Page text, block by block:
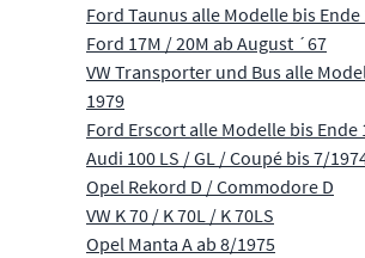
Ford Taunus alle Modelle bis Ende
Ford 17M / 20M ab August ´67
VW Transporter und Bus alle
1979
Ford Erscort alle Modelle bis Ende
Audi 100 LS / GL / Coupé bis 7/
Opel Rekord D / Commodore D
VW K 70 / K 70L / K 70LS
Opel Manta A ab 8/1975